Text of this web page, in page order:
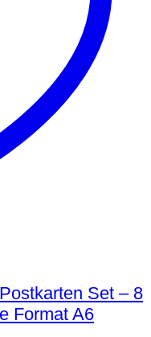
Set – 8
Format A6